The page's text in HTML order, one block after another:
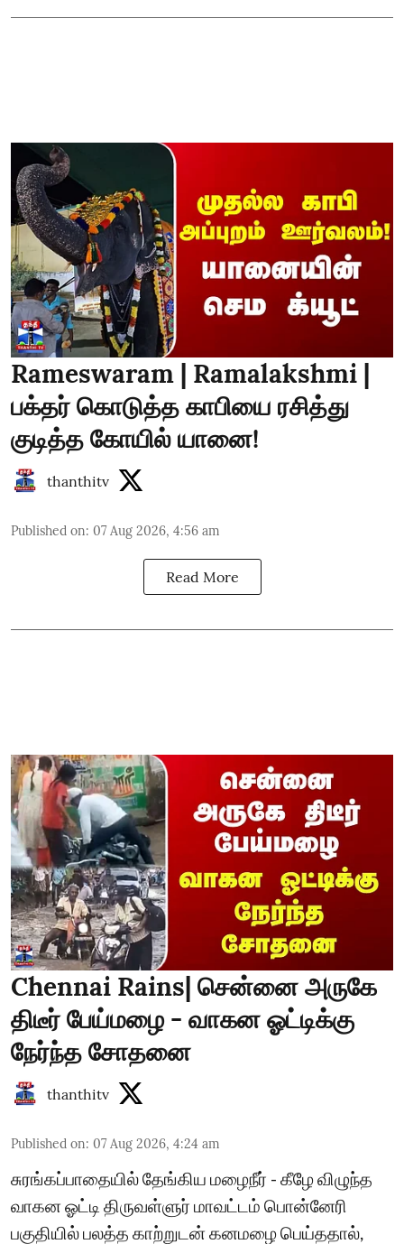
Rameswaram | Ramalakshmi |
பக்தர் கொடுத்த காபியை ரசித்து
குடித்த கோயில் யானை!
thanthitv
Published on: 07 Aug 2026, 4:56 am
Read More
Chennai Rains| சென்னை அருகே
திடீர் பேய்மழை - வாகன ஓட்டிக்கு
நேர்ந்த சோதனை
thanthitv
Published on: 07 Aug 2026, 4:24 am
சுரங்கப்பாதையில் தேங்கிய மழைநீர் - கீழே விழுந்த
வாகன ஓட்டி திருவள்ளுர் மாவட்டம் பொன்னேரி
பகுதியில் பலத்த காற்றுடன் கனமழை பெய்ததால்,